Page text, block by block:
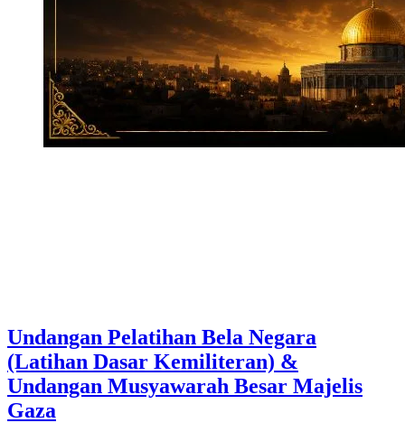
Undangan Pelatihan Bela Negara
(Latihan Dasar Kemiliteran) &
Undangan Musyawarah Besar Majelis
Gaza